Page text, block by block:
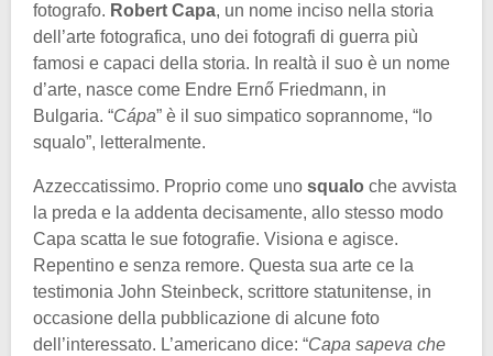
fotografo. Robert Capa, un nome inciso nella storia
dell’arte fotografica, uno dei fotografi di guerra più
famosi e capaci della storia. In realtà il suo è un nome
d’arte, nasce come Endre Ernő Friedmann, in
Bulgaria. “Cápa” è il suo simpatico soprannome, “lo
squalo”, letteralmente.
Azzeccatissimo. Proprio come uno squalo che avvista
la preda e la addenta decisamente, allo stesso modo
Capa scatta le sue fotografie. Visiona e agisce.
Repentino e senza remore. Questa sua arte ce la
testimonia John Steinbeck, scrittore statunitense, in
occasione della pubblicazione di alcune foto
dell’interessato. L’americano dice: “Capa sapeva che